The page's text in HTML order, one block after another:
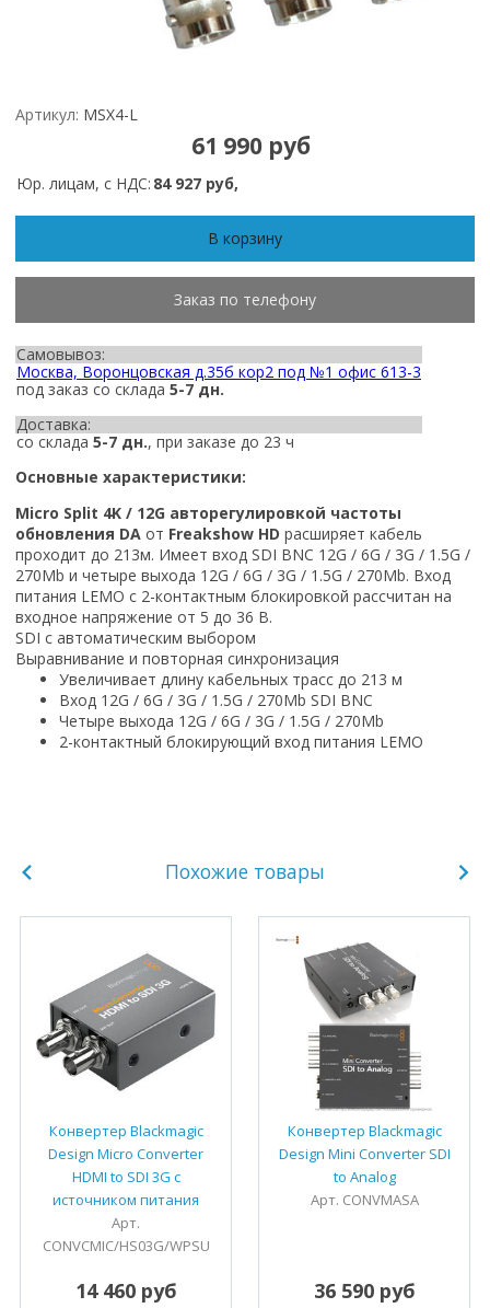
Артикул: MSX4-L
61 990 руб
Юр. лицам, с НДС: 84 927 руб,
В корзину
Заказ по телефону
Самовывоз:
Москва, Воронцовская д.35б кор2 под №1 офис 613-3
под заказ со склада 5-7 дн.
Доставка:
со склада 5-7 дн., при заказе до 23 ч
Основные характеристики:
Micro Split 4K / 12G авторегулировкой частоты
обновления DA от Freakshow HD расширяет кабель
проходит до 213м. Имеет вход SDI BNC 12G / 6G / 3G / 1.5G /
270Mb и четыре выхода 12G / 6G / 3G / 1.5G / 270Mb. Вход
питания LEMO с 2-контактным блокировкой рассчитан на
входное напряжение от 5 до 36 В.
SDI с автоматическим выбором
Выравнивание и повторная синхронизация
Увеличивает длину кабельных трасс до 213 м
Вход 12G / 6G / 3G / 1.5G / 270Mb SDI BNC
Четыре выхода 12G / 6G / 3G / 1.5G / 270Mb
2-контактный блокирующий вход питания LEMO
Похожие товары
Конвертер Blackmagic
Design Micro Converter
HDMI to SDI 3G с
источником питания
Арт.
CONVCMIC/HS03G/WPSU
14 460 руб
Конвертер Blackmagic
Design Mini Converter SDI
to Analog
Арт. CONVMASA
36 590 руб